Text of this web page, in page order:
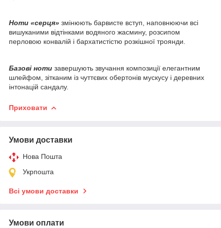
Ноти «серця» змінюють барвисте вступ, наповнюючи всі
вишуканими відтінками водяного жасмину, розсипом
перловою конвалій і бархатистістю розкішної троянди.
Базові ноти завершують звучання композиції елегантним
шлейфом, зітканим із чуттєвих обертонів мускусу і деревних
інтонацій сандалу.
Приховати
Умови доставки
Нова Пошта
Укрпошта
Всі умови доставки
Умови оплати